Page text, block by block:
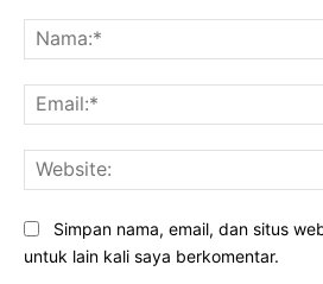
Simpan nama, email, dan situs
untuk lain kali saya berkomentar.